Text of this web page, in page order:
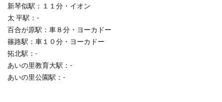
新琴似駅：１１分・イオン
太 平駅：-
百合が原駅：車８分・ヨーカドー
篠路駅：車１０分・ヨーカドー
拓北駅：-
あいの里教育大駅：-
あいの里公園駅：-